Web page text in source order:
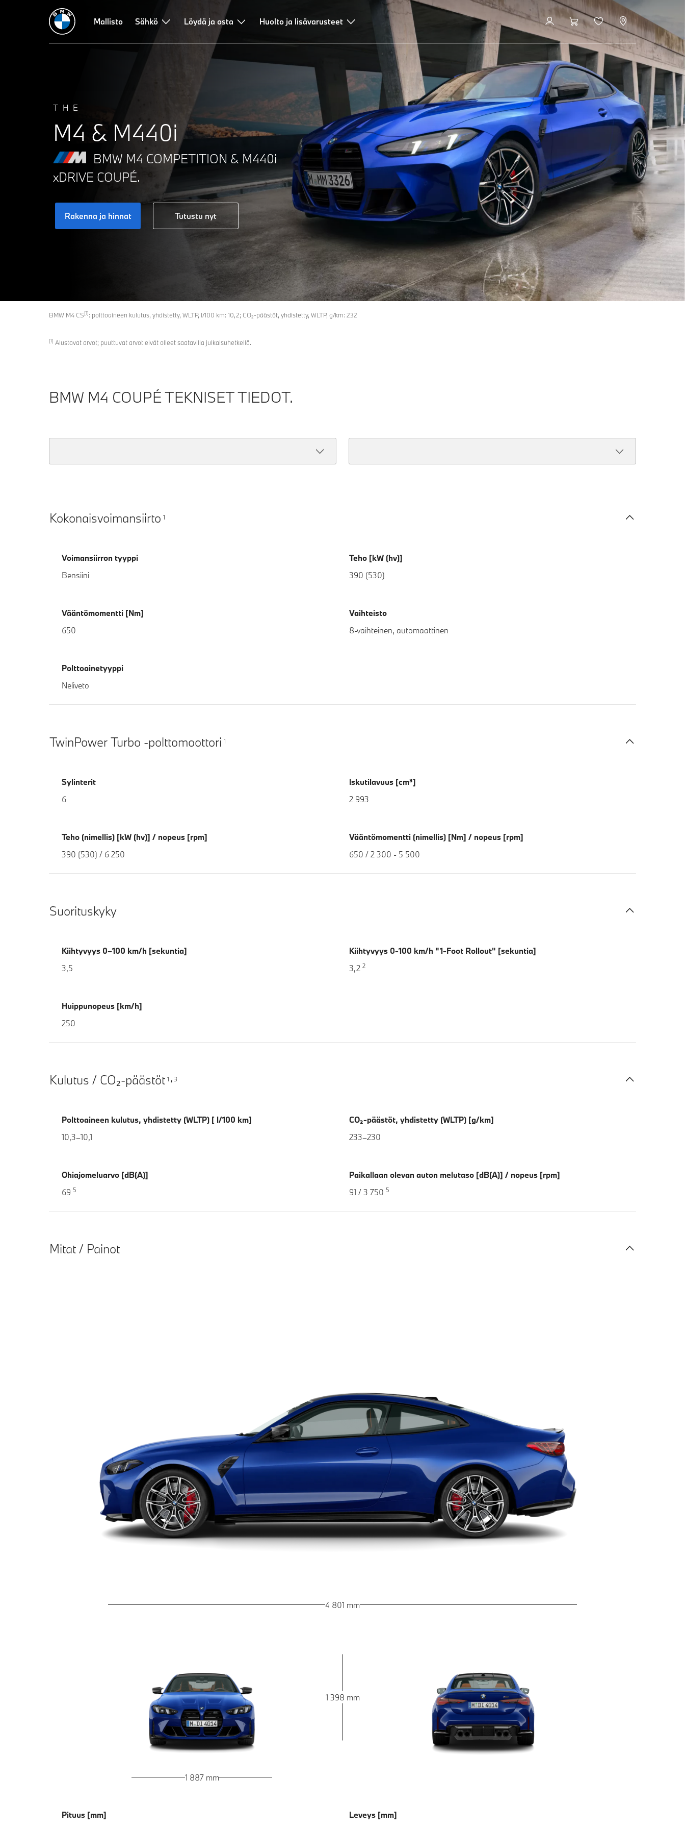
Mallisto Sähkö Löydä ja osta Huolto ja lisävarusteet
THE
M4 & M440i
BMW M4 COMPETITION & M440i
xDRIVE COUPÉ.
Rakenna ja hinnat Tutustu nyt
BMW M4 CS[1]: polttoaineen kulutus, yhdistetty, WLTP, l/100 km: 10,2; CO₂-päästöt, yhdistetty, WLTP, g/km: 232
[1] Alustavat arvot; puuttuvat arvot eivät olleet saatavilla julkaisuhetkellä.
BMW M4 COUPÉ TEKNISET TIEDOT.
Kokonaisvoimansiirto 1
Voimansiirron tyyppi
Bensiini
Teho [kW (hv)]
390 (530)
Vääntömomentti [Nm]
650
Vaihteisto
8-vaihteinen, automaattinen
Polttoainetyyppi
Neliveto
TwinPower Turbo -polttomoottori 1
Sylinterit
6
Iskutilavuus [cm³]
2 993
Teho (nimellis) [kW (hv)] / nopeus [rpm]
390 (530) / 6 250
Vääntömomentti (nimellis) [Nm] / nopeus [rpm]
650 / 2 300 - 5 500
Suorituskyky
Kiihtyvyys 0–100 km/h [sekuntia]
3,5
Kiihtyvyys 0-100 km/h "1-Foot Rollout" [sekuntia]
3,2 2
Huippunopeus [km/h]
250
Kulutus / CO₂-päästöt 1 , 3
Polttoaineen kulutus, yhdistetty (WLTP) [ l/100 km]
10,3–10,1
CO₂-päästöt, yhdistetty (WLTP) [g/km]
233–230
Ohiajomeluarvo [dB(A)]
69 5
Paikallaan olevan auton melutaso [dB(A)] / nopeus [rpm]
91 / 3 750 5
Mitat / Painot
4 801 mm
1 887 mm
1 398 mm
Pituus [mm]
Leveys [mm]